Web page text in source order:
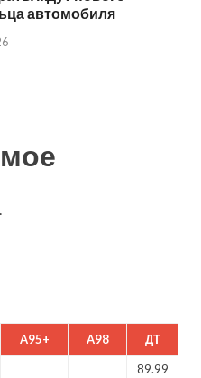
автомобиля
A95+ A98 ДТ
89.99